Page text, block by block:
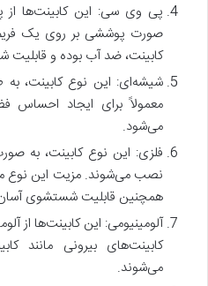
صورت پوششی بر روی یک
کابینت، ضد آب بوده و
شیشه‌ای: این نوع کابینت،
معمولاً برای ایجاد احساس
می‌شود.
فلزی: این نوع کابینت، به
نصب می‌شوند. مزیت این نوع
همچنین قابلیت شستشوی
آلومینیومی: این کابینت‌ها از
کابینت‌های بیرونی مانند
می‌شوند.